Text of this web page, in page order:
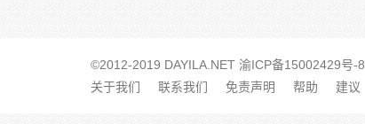
©2012-2019 DAYILA.NET 渝ICP备15002429号-8
关于我们
联系我们 免责声明 帮助 建议